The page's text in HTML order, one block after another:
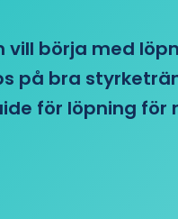
börja med
på bra
för löpning